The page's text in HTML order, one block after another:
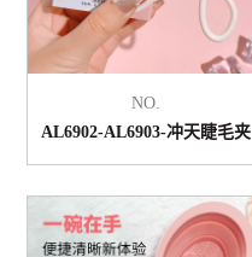
NO.
AL6902-AL6903-冲天睫毛夹